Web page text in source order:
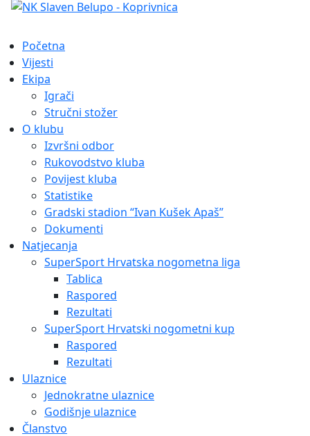
Početna
Vijesti
Ekipa
Igrači
Stručni stožer
O klubu
Izvršni odbor
Rukovodstvo kluba
Povijest kluba
Statistike
Gradski stadion “Ivan Kušek Apaš”
Dokumenti
Natjecanja
SuperSport Hrvatska nogometna liga
Tablica
Raspored
Rezultati
SuperSport Hrvatski nogometni kup
Raspored
Rezultati
Ulaznice
Jednokratne ulaznice
Godišnje ulaznice
Članstvo